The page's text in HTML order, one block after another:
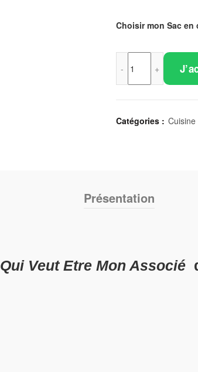
Choisir mon Sac en
Catégories : Cuisine
Présentation
Qui Veut Etre Mon Associé